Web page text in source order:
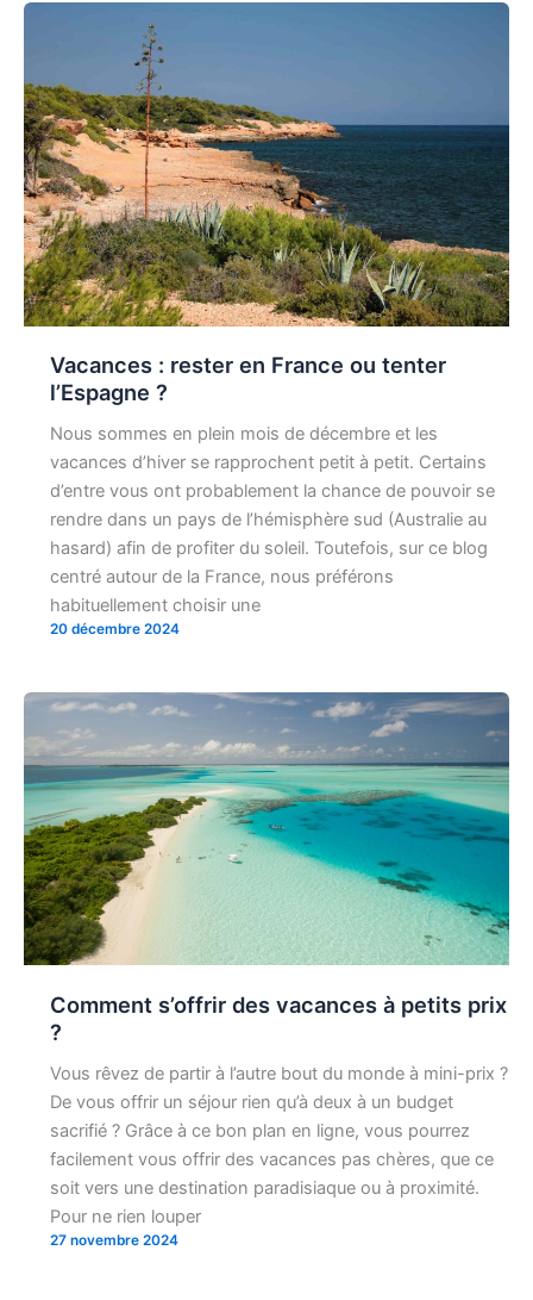
Vacances : rester en France ou tenter
l’Espagne ?
Nous sommes en plein mois de décembre et les
vacances d’hiver se rapprochent petit à petit. Certains
d’entre vous ont probablement la chance de pouvoir se
rendre dans un pays de l’hémisphère sud (Australie au
hasard) afin de profiter du soleil. Toutefois, sur ce blog
centré autour de la France, nous préférons
habituellement choisir une
20 décembre 2024
Comment s’offrir des vacances à petits prix
?
Vous rêvez de partir à l’autre bout du monde à mini-prix ?
De vous offrir un séjour rien qu’à deux à un budget
sacrifié ? Grâce à ce bon plan en ligne, vous pourrez
facilement vous offrir des vacances pas chères, que ce
soit vers une destination paradisiaque ou à proximité.
Pour ne rien louper
27 novembre 2024